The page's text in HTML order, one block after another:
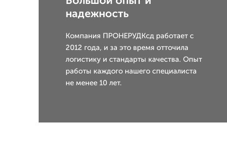
надежность
Компания ПРОНЕРУДКсд работает с
2012 года, и за это время отточила
логистику и стандарты качества. Опыт
работы каждого нашего специалиста
не менее 10 лет.